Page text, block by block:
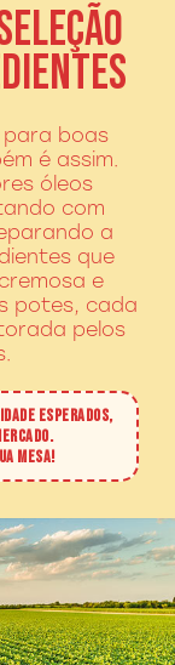
para boas
é assim.
óleos
com
a
que
e
potes, cada
pelos
ESPERADOS,
MESA!